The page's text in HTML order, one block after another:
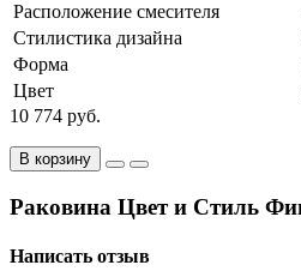
Расположение смесителя
Стилистика дизайна
Форма
Цвет
10 774 руб.
В корзину
Раковина Цвет и Стиль
Написать отзыв